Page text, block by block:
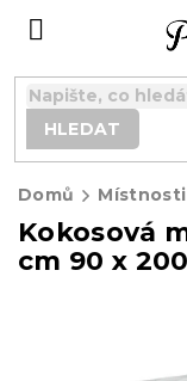
HLEDAT
Domů Místnosti
Kokosová
cm 90 x